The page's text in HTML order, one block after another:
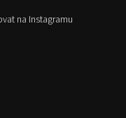
na Instagramu